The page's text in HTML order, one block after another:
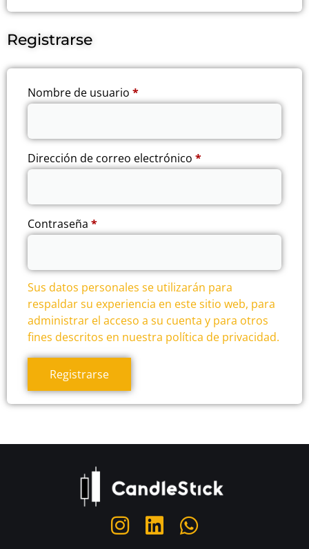
Registrarse
Nombre de usuario *
Dirección de correo electrónico *
Contraseña *
Sus datos personales se utilizarán para
respaldar su experiencia en este sitio web, para
administrar el acceso a su cuenta y para otros
fines descritos en nuestra política de privacidad.
Registrarse